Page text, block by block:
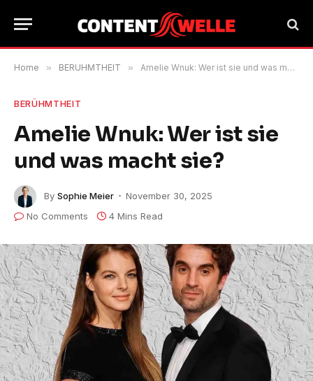
Home » BERÜHMTHEIT » Amelie Wnuk: Wer ist sie und was macht sie?
BERÜHMTHEIT
Amelie Wnuk: Wer ist sie
und was macht sie?
By Sophie Meier
November 30, 2025
No Comments
4 Mins Read